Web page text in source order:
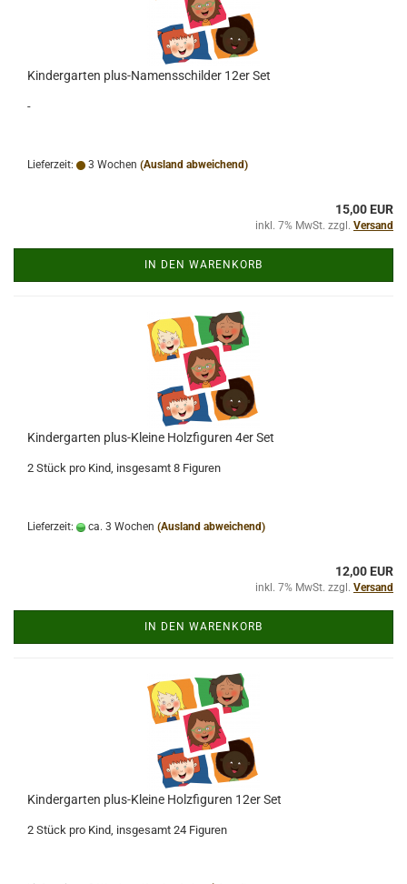
Kindergarten plus-Namensschilder 12er Set
-
Lieferzeit: 3 Wochen (Ausland abweichend)
15,00 EUR
inkl. 7% MwSt. zzgl. Versand
IN DEN WARENKORB
Kindergarten plus-Kleine Holzfiguren 4er Set
2 Stück pro Kind, insgesamt 8 Figuren
Lieferzeit: ca. 3 Wochen (Ausland abweichend)
12,00 EUR
inkl. 7% MwSt. zzgl. Versand
IN DEN WARENKORB
Kindergarten plus-Kleine Holzfiguren 12er Set
2 Stück pro Kind, insgesamt 24 Figuren